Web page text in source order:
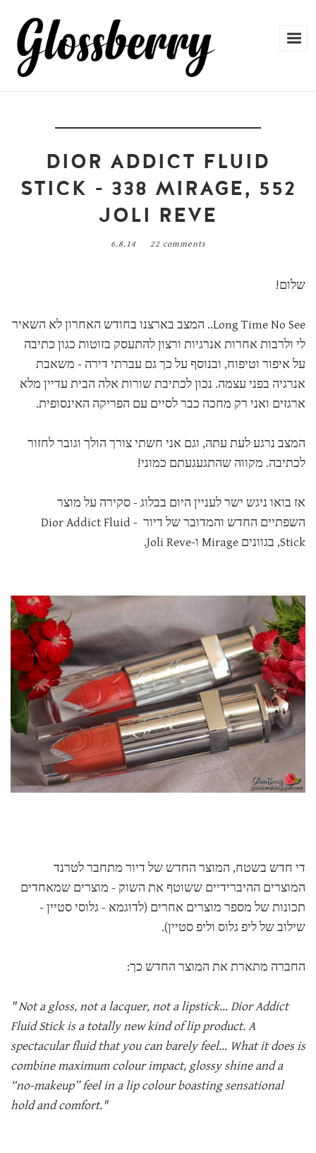
DIOR ADDICT FLUID
STICK - 338 MIRAGE, 552
JOLI REVE
6.8.14 22 comments
שלום!
Long Time No See.. המצב בארצנו בחודש האחרון לא השאיר
לי ולרבות אחרות אנרגיות ורצון להתעסק בזוטות כגון כתיבה
על איפור וטיפוח, ובנוסף על כך גם עברתי דירה - משאבת
אנרגיה בפני עצמה. נכון לכתיבת שורות אלה הבית עדיין מלא
ארגזים ואני רק מחכה כבר לסיים עם הפריקה האינסופית.
המצב נרגע לעת עתה, וגם אני חשתי צורך הולך וגובר לחזור
לכתיבה. מקווה שהתגעגעתם כמוני!
אז בואו ניגש ישר לעניין היום בבלוג - סקירה על מוצר
השפתיים החדש והמדובר של דיור - Dior Addict Fluid
Stick, בגוונים Mirage ו-Joli Reve.
די חדש בשטח, המוצר החדש של דיור מתחבר לטרנד
המוצרים ההיברידיים ששוטף את השוק - מוצרים שמאחדים
תכונות של מספר מוצרים אחרים (לדוגמא - גלוסי סטיין -
שילוב של ליפ גלוס וליפ סטיין).
החברה מתארת את המוצר החדש כך:
" Not a gloss, not a lacquer, not a lipstick… Dior Addict
Fluid Stick is a totally new kind of lip product. A
spectacular fluid that you can barely feel… What it does is
combine maximum colour impact, glossy shine and a
“no-makeup” feel in a lip colour boasting sensational
hold and comfort."